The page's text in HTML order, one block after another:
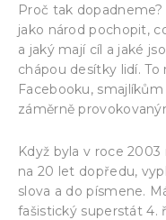
Proč tak
jako národ pochopit,
a jaký mají cíl a jaké
chápou desítky lidí.
Facebooku,
záměrně
Když byla v roce
na 20 let dopředu,
slova a do písmene.
fašistický superstát 4.